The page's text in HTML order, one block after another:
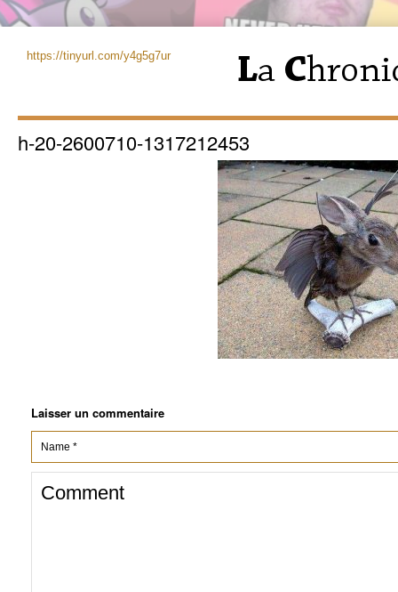
https://tinyurl.com/y4g5g7ur
h-20-2600710-1317212453
Laisser un commentaire